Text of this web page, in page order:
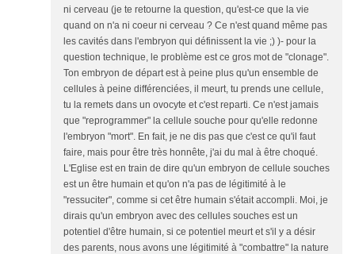
ni cerveau (je te retourne la question, qu'est-ce que la vie
quand on n'a ni coeur ni cerveau ? Ce n'est quand même pas
les cavités dans l'embryon qui définissent la vie ;) )- pour la
question technique, le problème est ce gros mot de "clonage".
Ton embryon de départ est à peine plus qu'un ensemble de
cellules à peine différenciées, il meurt, tu prends une cellule,
tu la remets dans un ovocyte et c'est reparti. Ce n'est jamais
que "reprogrammer" la cellule souche pour qu'elle redonne
l'embryon "mort". En fait, je ne dis pas que c'est ce qu'il faut
faire, mais pour être très honnête, j'ai du mal à être choqué.
L'Eglise est en train de dire qu'un embryon de cellule souches
est un être humain et qu'on n'a pas de légitimité à le
"ressuciter", comme si cet être humain s'était accompli. Moi, je
dirais qu'un embryon avec des cellules souches est un
potentiel d'être humain, si ce potentiel meurt et s'il y a désir
des parents, nous avons une légitimité à "combattre" la nature